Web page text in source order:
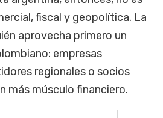
fiscal y geopolítica. La
aprovecha primero un
empresas
regionales o socios
más músculo financiero.